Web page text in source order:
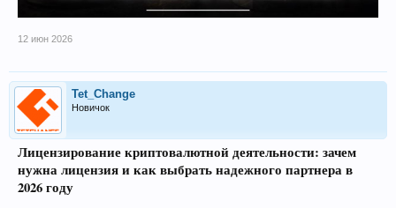
12 июн 2026
Tet_Change
Новичок
Лицензирование криптовалютной деятельности: зачем
нужна лицензия и как выбрать надежного партнера в
2026 году